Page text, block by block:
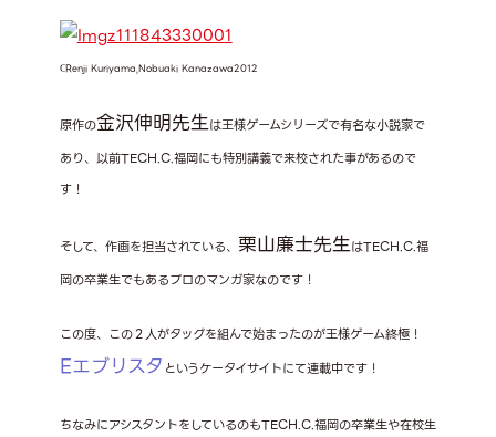
ℂRenji Kuriyama,Nobuaki Kanazawa2012
原作の金沢伸明先生は王様ゲームシリーズで有名な小説家で
あり、以前TECH.C.福岡にも特別講義で来校された事があるので
す！
そして、作画を担当されている、 栗山廉士先生はTECH.C.福
岡の卒業生でもあるプロのマンガ家なのです！
この度、この２人がタッグを組んで始まったのが王様ゲーム終極！
Eエブリスタ というケータイサイトにて連載中です！
ちなみにアシスタントをしているのもTECH.C.福岡の卒業生や在校生